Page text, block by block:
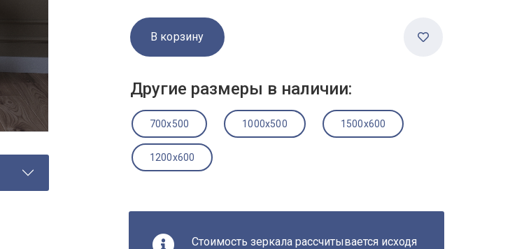
В корзину
Другие размеры в наличии:
700x500 1000x500 1500x600
1200x600
Стоимость зеркала рассчитывается исходя